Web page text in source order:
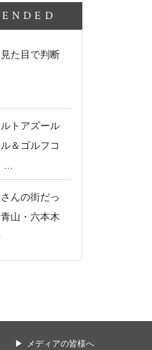
見た目で判断
トアズール
＆ゴルフコ
…
んの街だっ
山・六本木
メディアの皆様へ